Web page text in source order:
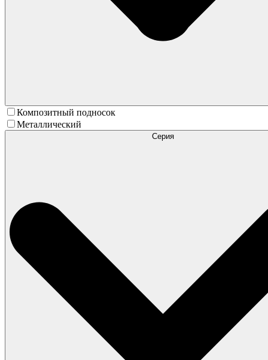
Композитный подносок
Металлический
Серия